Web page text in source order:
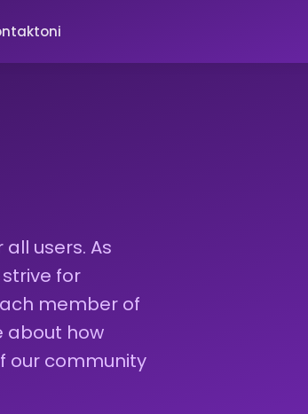
users. As
for
member of
about how
our community